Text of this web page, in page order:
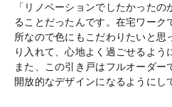
「リノベーションでしたかった
ることだったんです。在宅ワーク
所なので色にもこだわりたいと思
り入れて、心地よく過ごせるよう
また、この引き戸はフルオーダー
開放的なデザインになるようにし